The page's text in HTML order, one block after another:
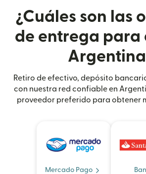
¿Cuáles son las
de entrega para
Retiro de efectivo, depósito
con nuestra red confiable en
proveedor preferido para obtener
Mercado Pago